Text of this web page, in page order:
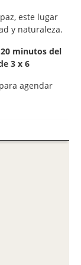
este lugar
y naturaleza.
minutos del
3 x 6
agendar